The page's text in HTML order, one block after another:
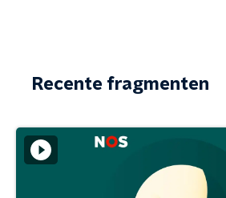
Recente fragmenten